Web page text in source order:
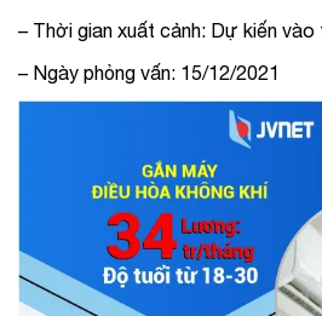
– Thời gian xuất cảnh: Dự kiến vào
– Ngày phỏng vấn: 15/12/2021